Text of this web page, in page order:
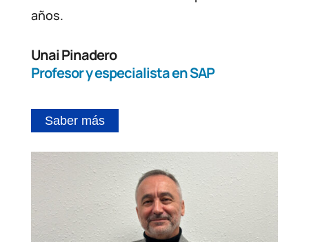
años.
Unai Pinadero
Profesor y especialista en SAP
Saber más